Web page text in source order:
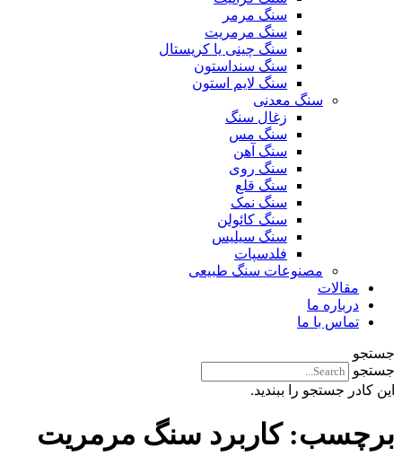
سنگ مرمر
سنگ مرمریت
سنگ چینی یا کریستال
سنگ سنداستون
سنگ لایم استون
سنگ معدنی
زغال سنگ
سنگ مس
سنگ آهن
سنگ روی
سنگ قلع
سنگ نمک
سنگ کائولن
سنگ سیلیس
فلدسپات
مصنوعات سنگ طبیعی
مقالات
درباره ما
تماس با ما
جستجو
جستجو
این کادر جستجو را ببندید.
برچسب:کاربرد سنگ مرمریت